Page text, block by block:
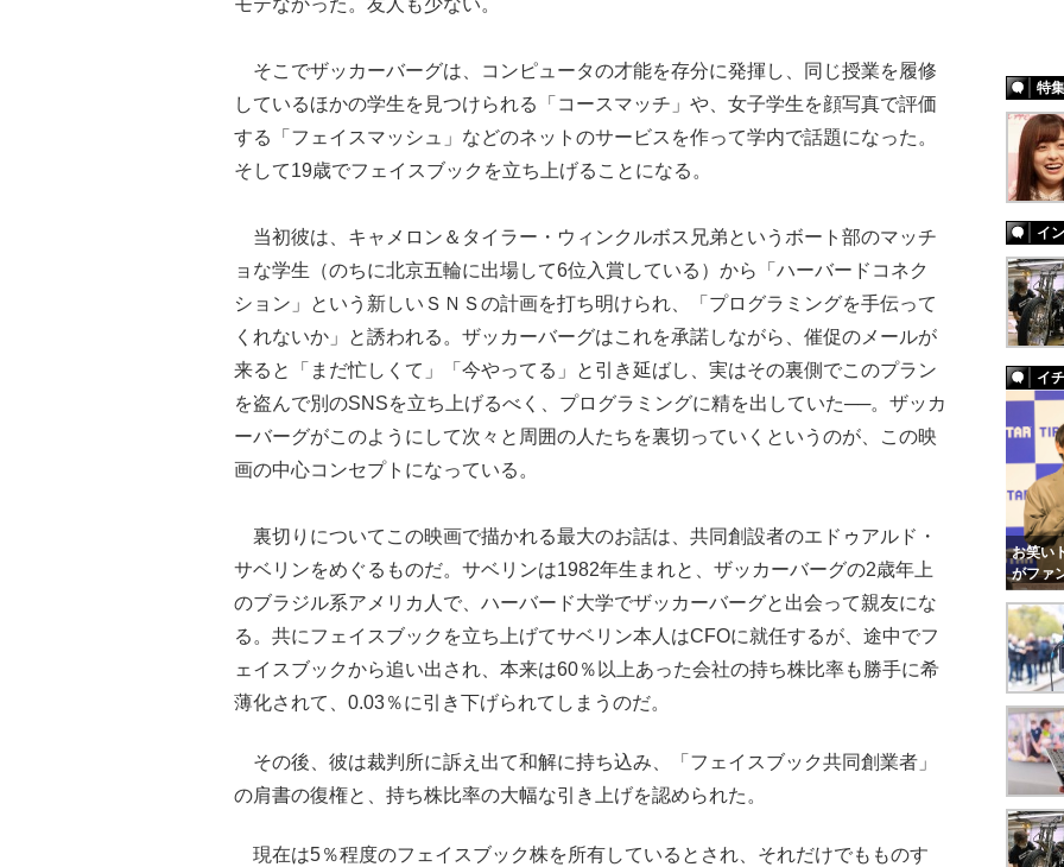
そこでザッカーバーグは、コンピュータの才能を存分に発揮し、同じ授業を履修
しているほかの学生を見つけられる「コースマッチ」や、女子学生を顔写真で評価
する「フェイスマッシュ」などのネットのサービスを作って学内で話題になった。
そして19歳でフェイスブックを立ち上げることになる。
当初彼は、キャメロン＆タイラー・ウィンクルボス兄弟というボート部のマッチ
ョな学生（のちに北京五輪に出場して6位入賞している）から「ハーバードコネク
ション」という新しいＳＮＳの計画を打ち明けられ、「プログラミングを手伝って
くれないか」と誘われる。ザッカーバーグはこれを承諾しながら、催促のメールが
来ると「まだ忙しくて」「今やってる」と引き延ばし、実はその裏側でこのプラン
を盗んで別のSNSを立ち上げるべく、プログラミングに精を出していた──。ザッカ
ーバーグがこのようにして次々と周囲の人たちを裏切っていくというのが、この映
画の中心コンセプトになっている。
裏切りについてこの映画で描かれる最大のお話は、共同創設者のエドゥアルド・
サベリンをめぐるものだ。サベリンは1982年生まれと、ザッカーバーグの2歳年上
のブラジル系アメリカ人で、ハーバード大学でザッカーバーグと出会って親友にな
る。共にフェイスブックを立ち上げてサベリン本人はCFOに就任するが、途中でフ
ェイスブックから追い出され、本来は60％以上あった会社の持ち株比率も勝手に希
薄化されて、0.03％に引き下げられてしまうのだ。
その後、彼は裁判所に訴え出て和解に持ち込み、「フェイスブック共同創業者」
の肩書の復権と、持ち株比率の大幅な引き上げを認められた。
現在は5％程度のフェイスブック株を所有しているとされ、それだけでもものす
特集
イ
イ
お笑い
がファ